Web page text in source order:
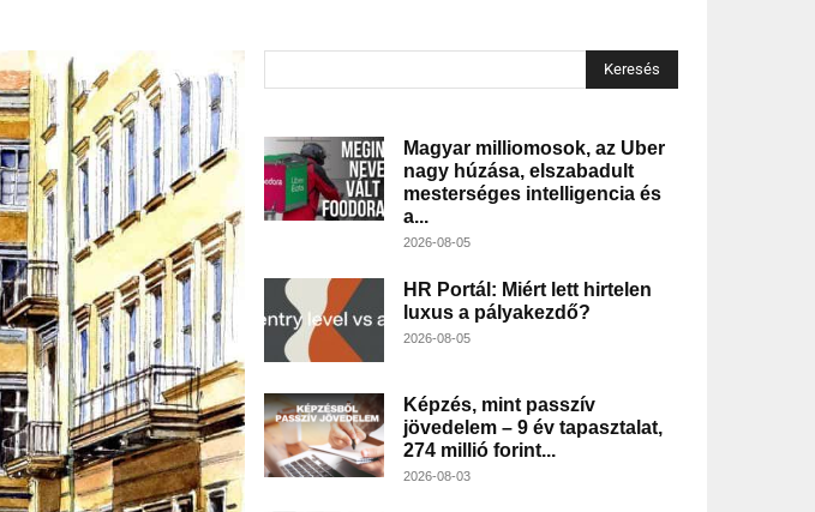
Keresés
Magyar milliomosok, az Uber
nagy húzása, elszabadult
mesterséges intelligencia és
a...
2026-08-05
HR Portál: Miért lett hirtelen
luxus a pályakezdő?
2026-08-05
Képzés, mint passzív
jövedelem – 9 év tapasztalat,
274 millió forint...
2026-08-03